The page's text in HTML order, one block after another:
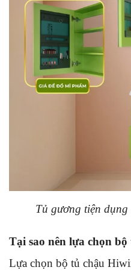
Tủ gương tiện
Tại sao nên lựa chọn
Lựa chọn bộ tủ chậu